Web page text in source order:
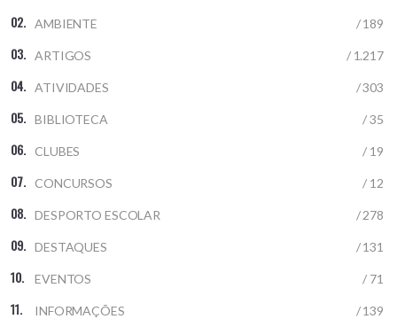
AMBIENTE / 189
ARTIGOS / 1.217
ATIVIDADES / 303
BIBLIOTECA / 35
CLUBES / 19
CONCURSOS / 12
DESPORTO ESCOLAR / 278
DESTAQUES / 131
EVENTOS / 71
INFORMAÇÕES / 139